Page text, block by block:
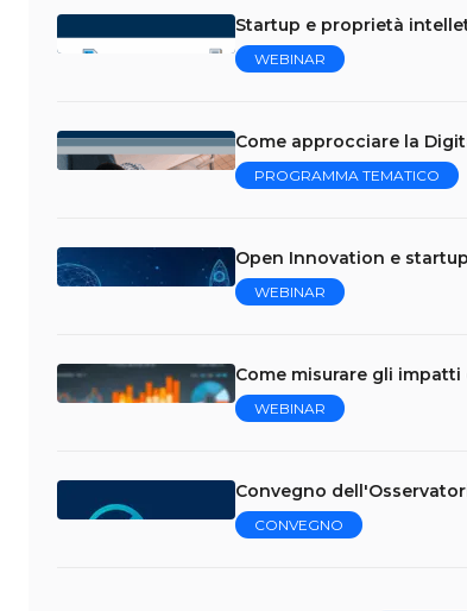
Startup e proprietà
WEBINAR
Come approcciare la
PROGRAMMA TEMATICO
Open Innovation e
WEBINAR
Come misurare gli
WEBINAR
Convegno
CONVEGNO